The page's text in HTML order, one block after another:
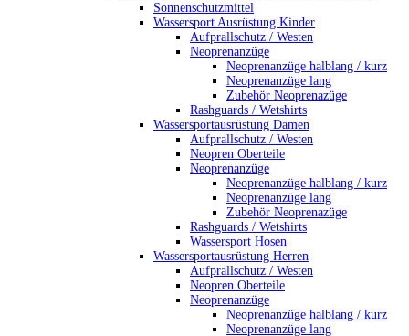
Sonnenschutzmittel
Wassersport Ausrüstung Kinder
Aufprallschutz / Westen
Neoprenanzüge
Neoprenanzüge halblang / kurz
Neoprenanzüge lang
Zubehör Neoprenazüge
Rashguards / Wetshirts
Wassersportausrüstung Damen
Aufprallschutz / Westen
Neopren Oberteile
Neoprenanzüge
Neoprenanzüge halblang / kurz
Neoprenanzüge lang
Zubehör Neoprenazüge
Rashguards / Wetshirts
Wassersport Hosen
Wassersportausrüstung Herren
Aufprallschutz / Westen
Neopren Oberteile
Neoprenanzüge
Neoprenanzüge halblang / kurz
Neoprenanzüge lang